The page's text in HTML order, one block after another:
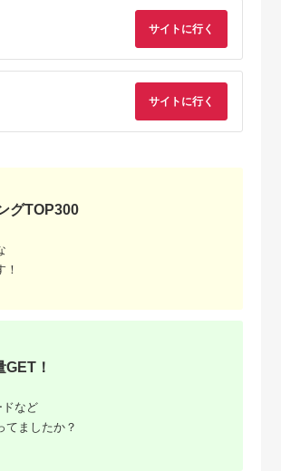
税】 海
フライ す
出典：楽天ふるさと納
【ふるさと納税】【三
陸宮古重茂産】無添加
焼きうに 80g×2、5、
10、30個セット_ 焼
きうに うに ウニ 雲丹
焼きウニ 無添加 おか
不可地域：離島】
24,000
出典：楽天ふるさと
【ふるさと納税】
【ご自宅用】 ふぞろ
い ころ柿 約800g
【期間限定発送】 [米
吉農園 石川県 志賀町
BA4132] 干柿 干し柿
18,000
サイトに行く
サイトに行く
グTOP300
！
など
てましたか？